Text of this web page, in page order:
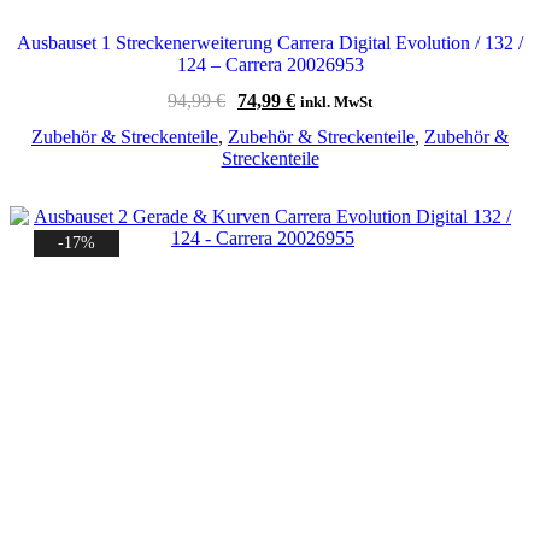
Ausbauset 1 Streckenerweiterung Carrera Digital Evolution / 132 /
124 – Carrera 20026953
94,99€
Ursprünglicher
war:
94,99 €
74,99 €Aktueller
ist:
74,99 €.
inkl. MwSt
Zubehör & Streckenteile, Zubehör & Streckenteile, Zubehör &
Streckenteile
-17%